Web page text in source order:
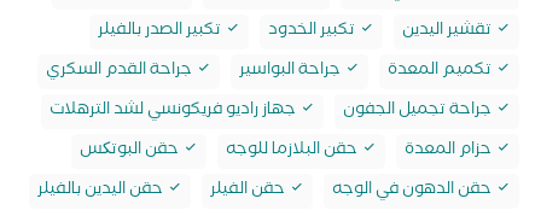
تقشير اليدين
تكبير الخدود
تكبير الصدر بالفيلر
تكميم المعدة
جراحة البواسير
جراحة القدم السكري
جراحة تجميل الجفون
جهاز راديو فريكونسي لشد الترهلات
حزام المعدة
حقن البلازما للوجه
حقن البوتکس
حقن الدهون في الوجه
حقن الفيلر
حقن اليدين بالفيلر